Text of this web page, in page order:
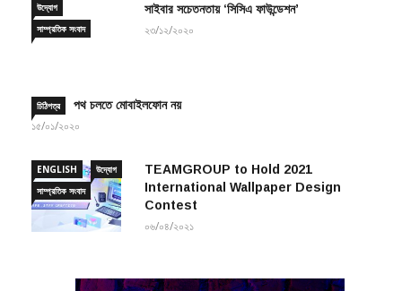
উদ্যোগ
সাম্প্রতিক সংবাদ
সাইবার সচেতনতায় ‘সিসিএ ফাউন্ডেশন’
২৩/১২/২০২০
চিঠিপত্র পথ চলতে মোবাইলফোন নয়
১৫/০১/২০২০
ENGLISH
উদ্যোগ
সাম্প্রতিক সংবাদ
TEAMGROUP to Hold 2021
International Wallpaper Design
Contest
০৬/০৪/২০২১